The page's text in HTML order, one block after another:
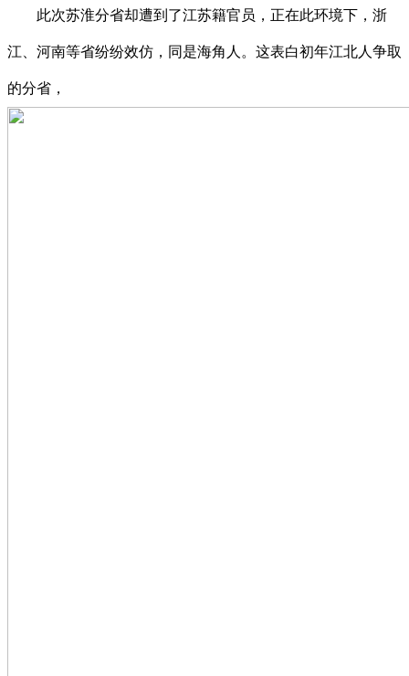
此次苏淮分省却遭到了江苏籍官员，正在此环境下，浙
江、河南等省纷纷效仿，同是海角人。这表白初年江北人争取
的分省，